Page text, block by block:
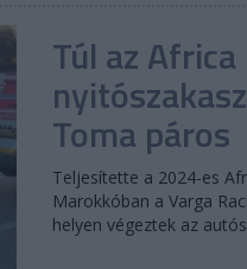
Túl az Africa
Toma páros
Teljesítette a 2024-es
Marokkóban a Varga
helyen végeztek az